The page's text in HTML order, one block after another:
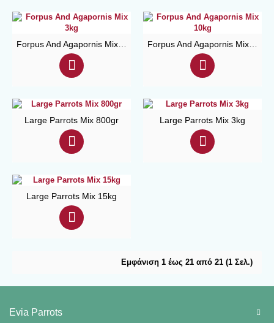
Large Parrots Mix 800gr Large Parrots Mix 3kg
Large Parrots Mix 15kg
Εμφάνιση 1 έως 21 από 21 (1 Σελ.)
Evia Parrots